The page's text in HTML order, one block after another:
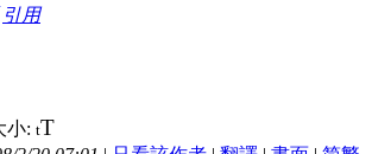
引用
小: tT